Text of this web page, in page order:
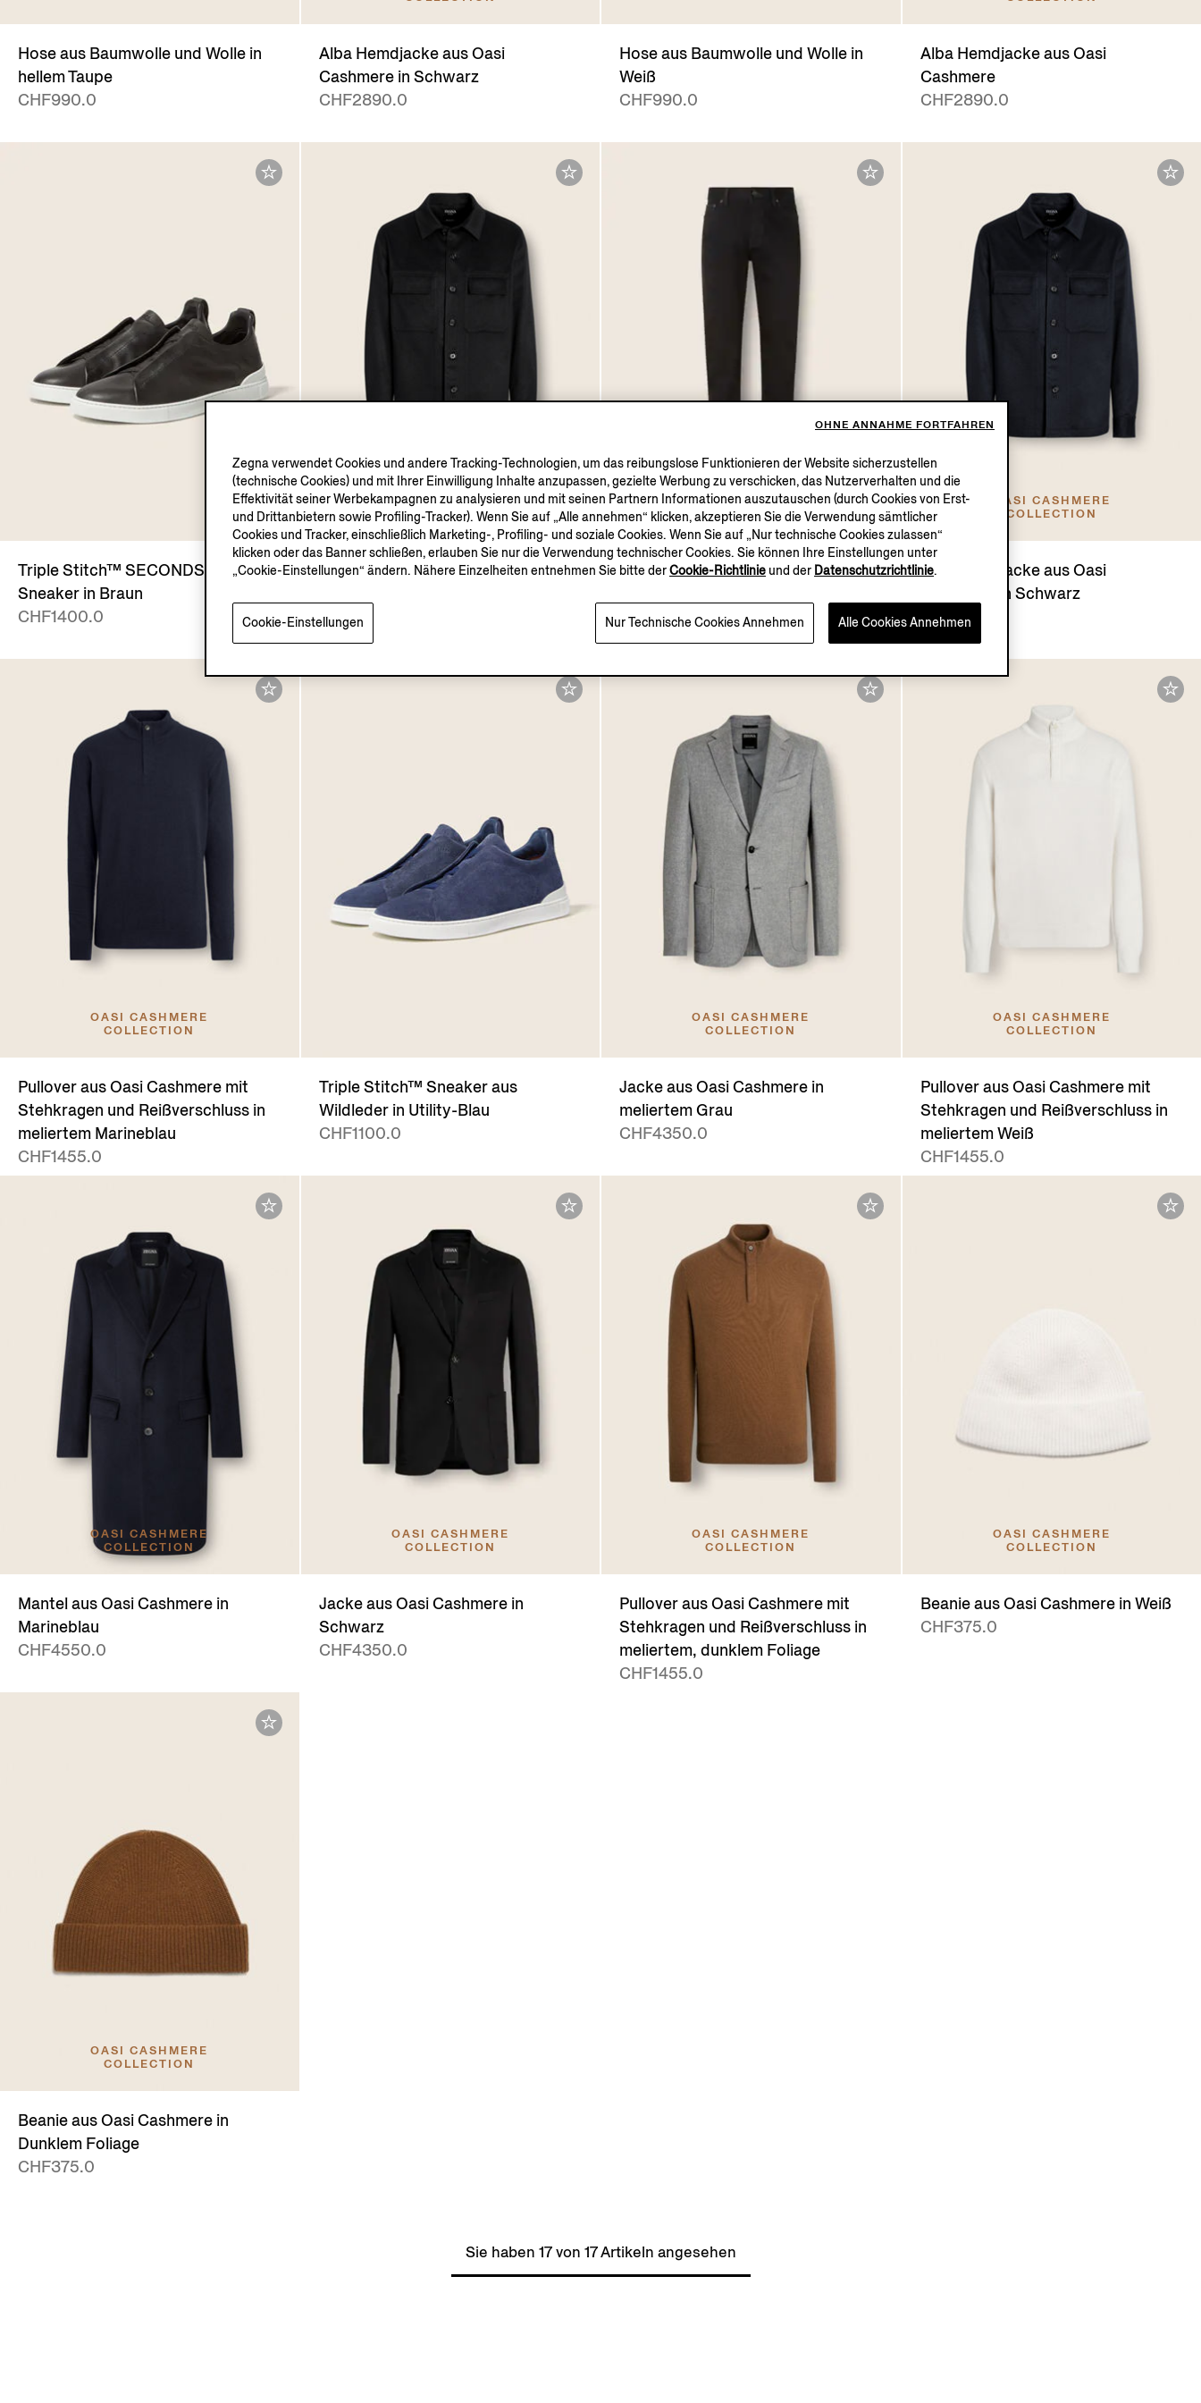
Hose aus Baumwolle und Wolle in
hellem Taupe
CHF990.0
Alba Hemdjacke aus Oasi
Cashmere in Schwarz
CHF2890.0
Hose aus Baumwolle und Wolle in
Weiß
CHF990.0
Alba Hemdjacke aus Oasi
Cashmere
CHF2890.0
Triple Stitch™ SECONDSKIN
Sneaker in Braun
CHF1400.0
OASI CASHMERE
COLLECTION
Alba Hemdjacke aus Oasi
CHF2890.0
Roccia Jeans aus Stretch-
Schwarz
CHF740.0
OASI CASHMERE
COLLECTION
Alba Hemdjacke aus Oasi
Cashmere in Schwarz
CHF2890.0
OASI CASHMERE
COLLECTION
Pullover aus Oasi Cashmere mit
Stehkragen und Reißverschluss in
meliertem Marineblau
CHF1455.0
Triple Stitch™ Sneaker aus
Wildleder in Utility-Blau
CHF1100.0
OASI CASHMERE
COLLECTION
Jacke aus Oasi Cashmere in
meliertem Grau
CHF4350.0
OASI CASHMERE
COLLECTION
Pullover aus Oasi Cashmere mit
Stehkragen und Reißverschluss in
meliertem Weiß
CHF1455.0
OASI CASHMERE
COLLECTION
Mantel aus Oasi Cashmere in
Marineblau
CHF4550.0
OASI CASHMERE
COLLECTION
Jacke aus Oasi Cashmere in
Schwarz
CHF4350.0
OASI CASHMERE
COLLECTION
Pullover aus Oasi Cashmere mit
Stehkragen und Reißverschluss in
meliertem, dunklem Foliage
CHF1455.0
OASI CASHMERE
COLLECTION
Beanie aus Oasi Cashmere in Weiß
CHF375.0
OASI CASHMERE
COLLECTION
Beanie aus Oasi Cashmere in
Dunklem Foliage
CHF375.0
Sie haben 17 von 17 Artikeln angesehen
Zegna verwendet Cookies und andere Tracking-Technologien, um das reibungslose Funktionieren der Website sicherzustellen
(technische Cookies) und mit Ihrer Einwilligung Inhalte anzupassen, gezielte Werbung zu verschicken, das Nutzerverhalten und die
Effektivität seiner Werbekampagnen zu analysieren und mit seinen Partnern Informationen auszutauschen (durch Cookies von Erst-
und Drittanbietern sowie Profiling-Tracker). Wenn Sie auf „Alle annehmen“ klicken, akzeptieren Sie die Verwendung sämtlicher
Cookies und Tracker, einschließlich Marketing-, Profiling- und soziale Cookies. Wenn Sie auf „Nur technische Cookies zulassen“
klicken oder das Banner schließen, erlauben Sie nur die Verwendung technischer Cookies. Sie können Ihre Einstellungen unter
„Cookie-Einstellungen“ ändern. Nähere Einzelheiten entnehmen Sie bitte derCookie-Richtlinie und der Datenschutzrichtlinie.
Nur Technische Cookies Annehmen Alle Cookies Annehmen
Cookie-Einstellungen
OHNE ANNAHME FORTFAHREN